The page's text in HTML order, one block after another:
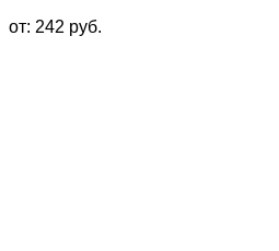
от: 242 руб.